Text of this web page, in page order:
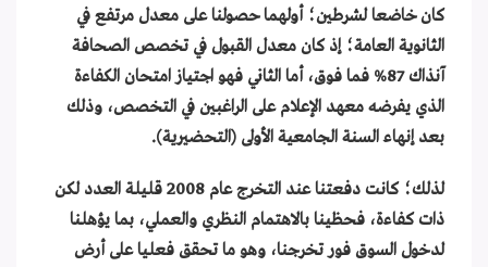
كان خاضعا لشرطين؛ أولهما حصولنا على معدل مرتفع في
الثانوية العامة؛ إذ كان معدل القبول في تخصص الصحافة
آنذاك 87% فما فوق، أما الثاني فهو اجتياز امتحان الكفاءة
الذي يفرضه معهد الإعلام على الراغبين في التخصص، وذلك
بعد إنهاء السنة الجامعية الأولى (التحضيرية).
لذلك؛ كانت دفعتنا عند التخرج عام 2008 قليلة العدد لكن
ذات كفاءة، فحظينا بالاهتمام النظري والعملي، بما يؤهلنا
لدخول السوق فور تخرجنا، وهو ما تحقق فعليا على أرض